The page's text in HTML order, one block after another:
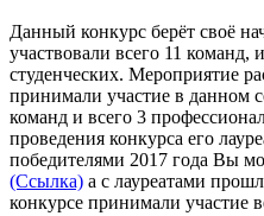
Данный конкурс берёт своё
участвовали всего 11 команд,
студенческих. Мероприятие
принимали участие в данном
команд и всего 3
проведения конкурса его
победителями 2017 года Вы
(Ссылка) а с лауреатами
конкурсе принимали участие